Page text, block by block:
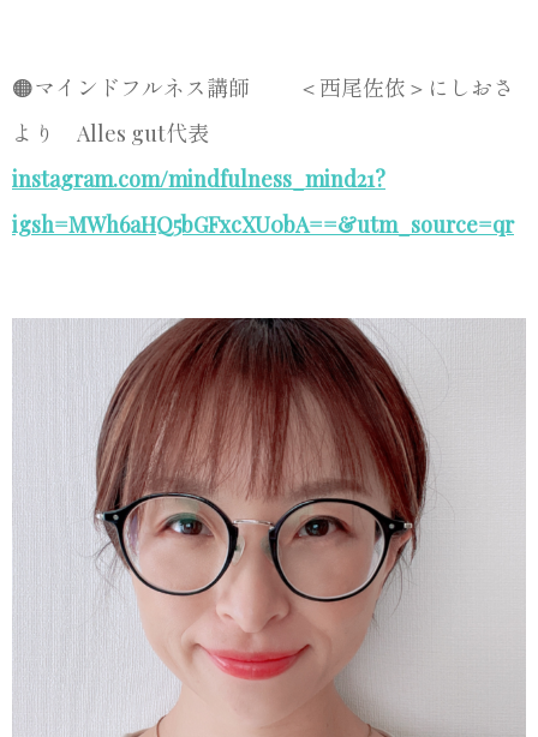
🟠マインドフルネス講師 ＜西尾佐依＞にしおさ
より Alles gut代表
instagram.com/mindfulness_mind21?
igsh=MWh6aHQ5bGFxcXU0bA==&utm_source=qr